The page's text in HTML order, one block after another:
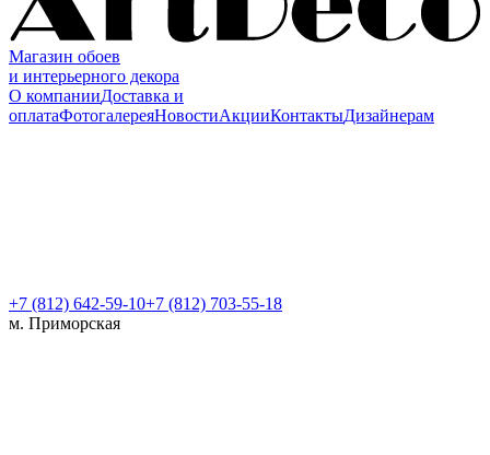
Магазин обоев
и интерьерного декора
О компанииДоставка и
оплатаФотогалереяНовостиАкцииКонтактыДизайнерам
+7 (812) 642-59-10+7 (812) 703-55-18
м. Приморская